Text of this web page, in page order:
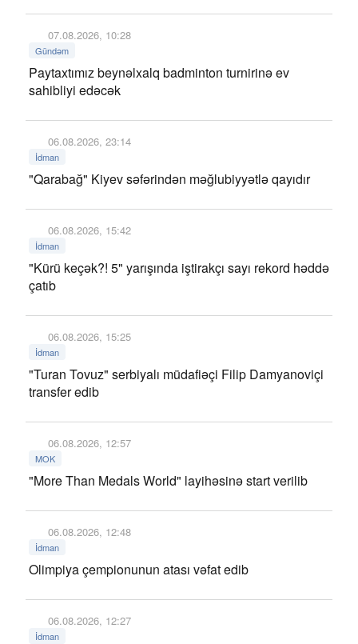
07.08.2026, 10:28
Gündəm
Paytaxtımız beynəlxalq badminton turnirinə ev
sahibliyi edəcək
06.08.2026, 23:14
İdman
"Qarabağ" Kiyev səfərindən məğlubiyyətlə qayıdır
06.08.2026, 15:42
İdman
"Kürü keçək?! 5" yarışında iştirakçı sayı rekord həddə
çatıb
06.08.2026, 15:25
İdman
"Turan Tovuz" serbiyalı müdafiəçi Filip Damyanoviçi
transfer edib
06.08.2026, 12:57
MOK
"More Than Medals World" layihəsinə start verilib
06.08.2026, 12:48
İdman
Olimpiya çempionunun atası vəfat edib
06.08.2026, 12:27
İdman